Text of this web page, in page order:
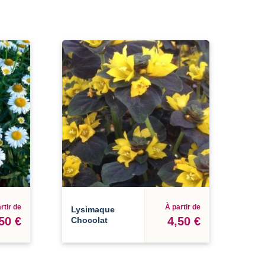
de
€
Lysimaque
Chocolat
À partir de
4,50 €